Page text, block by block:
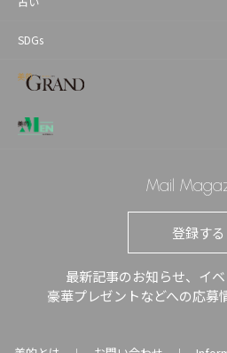
SDGs
Mail
登録する
最新記事のお知らせ、イベ
豪華プレゼントなどへの応募